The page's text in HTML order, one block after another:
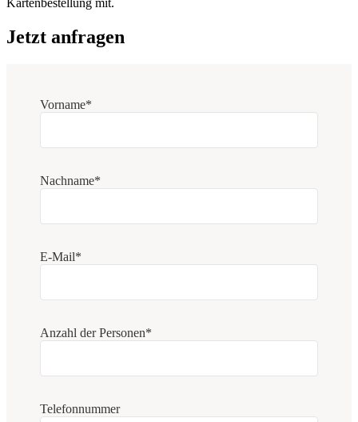
Kartenbestellung mit.
Jetzt anfragen
Vorname*
Nachname*
E-Mail*
Anzahl der Personen*
Telefonnummer